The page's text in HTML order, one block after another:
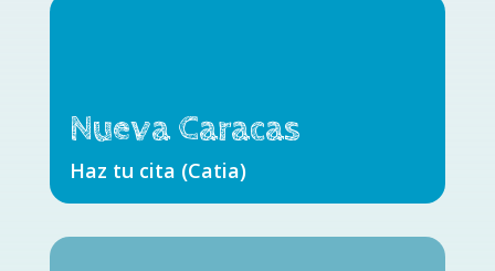
Nueva Caracas
Haz tu cita (Catia)